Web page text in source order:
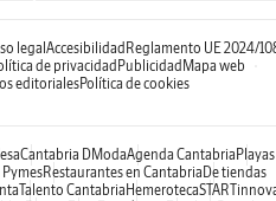
legal Accesibilidad Reglamento UE 2024/
de privacidad Publicidad Mapa web
editorialesPolítica de cookies
Cantabria DModaAgenda Cantabria Playas
Restaurantes en Cantabria De tiendas
Talento Cantabria Hemeroteca